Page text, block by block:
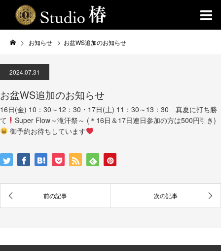
お知らせ お盆WS追加のお知らせ
2024.07.31
お盆WS追加のお知らせ
16日(金) 10：30～12：30・17日(土) 11：30～13：30 真夏に打ち勝
て
Super Flow～滝汗祭～ (＊16日＆17日連日参加の方は500円引き)
御予約お待ちしています